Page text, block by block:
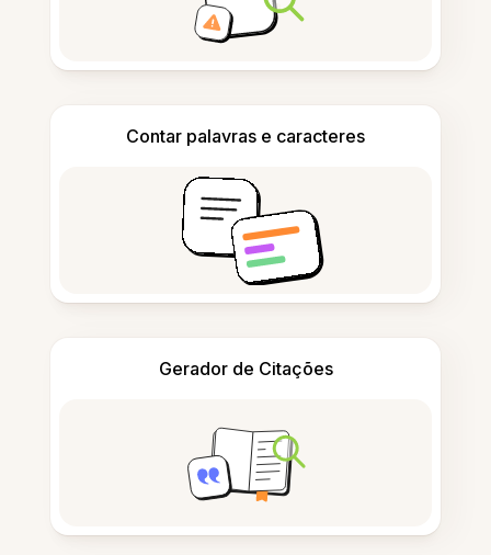
Contar palavras e caracteres
Gerador de Citações